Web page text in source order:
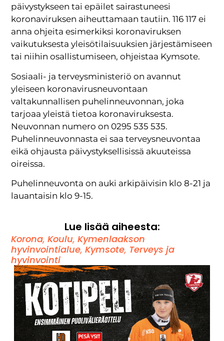
päivystykseen tai epäilet sairastuneesi
koronaviruksen aiheuttamaan tautiin. 116 117 ei
anna ohjeita esimerkiksi koronaviruksen
vaikutuksesta yleisötilaisuuksien järjestämiseen
tai niihin osallistumiseen, ohjeistaa Kymsote.
Sosiaali- ja terveysministeriö on avannut
yleiseen koronavirusneuvontaan
valtakunnallisen puhelinneuvonnan, joka
tarjoaa yleistä tietoa koronaviruksesta.
Neuvonnan numero on 0295 535 535.
Puhelinneuvonnasta ei saa terveysneuvontaa
eikä ohjausta päivystyksellisissä akuuteissa
oireissa.
Puhelinneuvonta on auki arkipäivisin klo 8-21 ja
lauantaisin klo 9-15.
Lue lisää aiheesta:
Korona,Koulu,Kymenlaakson
hyvinvointialue,Kymsote, Terveys ja
hyvinvointi